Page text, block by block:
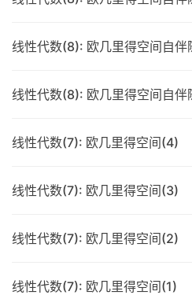
线性代数(8): 欧几里得空间自
线性代数(8): 欧几里得空间自伴
线性代数(7): 欧几里得空间(4)
线性代数(7): 欧几里得空间(3)
线性代数(7): 欧几里得空间(2)
线性代数(7): 欧几里得空间(1)